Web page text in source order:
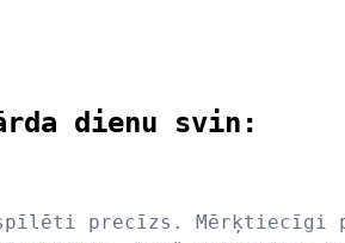
dienu svin:
precīzs. Mērķtiecīgi